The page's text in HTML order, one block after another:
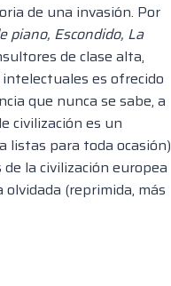
de una invasión. Por
piano, Escondido, La
de clase alta,
es ofrecido
que nunca se sabe, a
civilización es un
listas para toda ocasión)
la civilización europea
(reprimida, más